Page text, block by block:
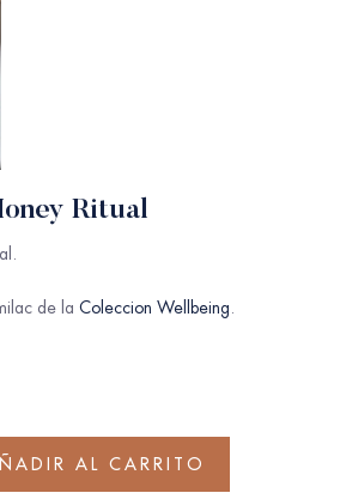
Ritual
de la Coleccion Wellbeing.
AL CARRITO